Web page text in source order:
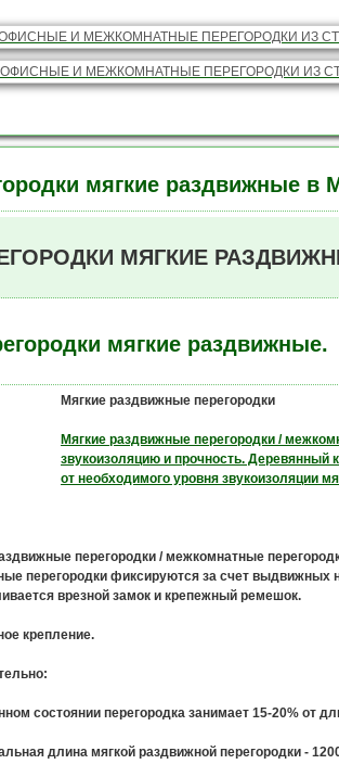
мягкие раздвижные в
МЯГКИЕ
мягкие раздвижные.
Мягкие раздвижные перегородки
Мягкие раздвижные перегородки /
звукоизоляцию и прочность. Деревянный
от необходимого уровня звукоизоляции
перегородки / межкомнатные
перегородки фиксируются за счет выдвижных
врезной замок и крепежный ремешок.
крепление.
состоянии перегородка занимает 15-20% от
длина мягкой раздвижной перегородки -